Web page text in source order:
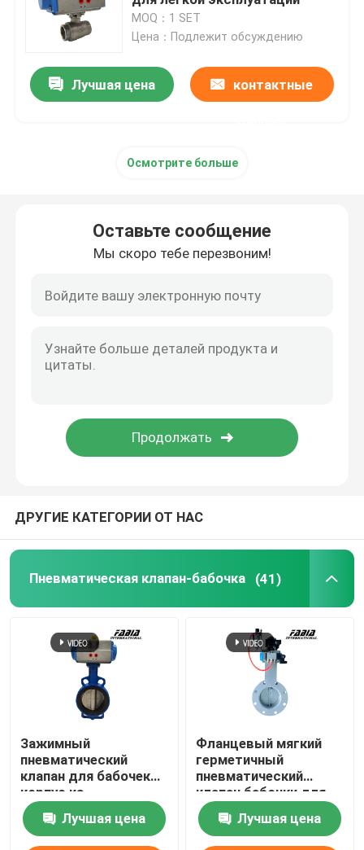
Высокий шариковый клапан давления
Вентиль морской бабочки
ФБ шаровой клапан
Высокотемпературный шаровой клапан
Промышленная клапан-бабочка
Высокотемпературный шаровой клапан
Трехого клапана
Вентиль RTO
Пневматический привод
MOQ：1 SET
Цена：Подлежит обсуждению
Лучшая цена контактные
Осмотрите больше
Оставьте сообщение
Мы скоро тебе перезвоним!
ДРУГИЕ КАТЕГОРИИ ОТ НАС
Пневматическая клапан-бабочка (41)
Зажимный
пневматический
клапан для бабочек
корпус из
углеродистой стали
мягкий уплотнитель
клапан для бабочек
Лучшая цена
Фланцевый мягкий
герметичный
пневматический
клапан бабочки для
водоснабжения и
дренажных труб
Лучшая цена